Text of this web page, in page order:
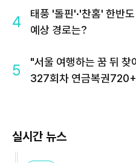
4
태풍 '돌핀'·'찬홈' 한반
예상 경로는?
5
"서울 여행하는 꿈 뒤 찾
327회차 연금복권720+
실시간 뉴스